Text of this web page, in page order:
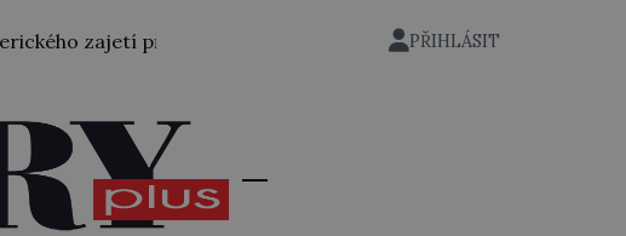
zajetí převezen bývalý státní ministr pro protektorát K. H. Frank,
PŘIHLÁSIT